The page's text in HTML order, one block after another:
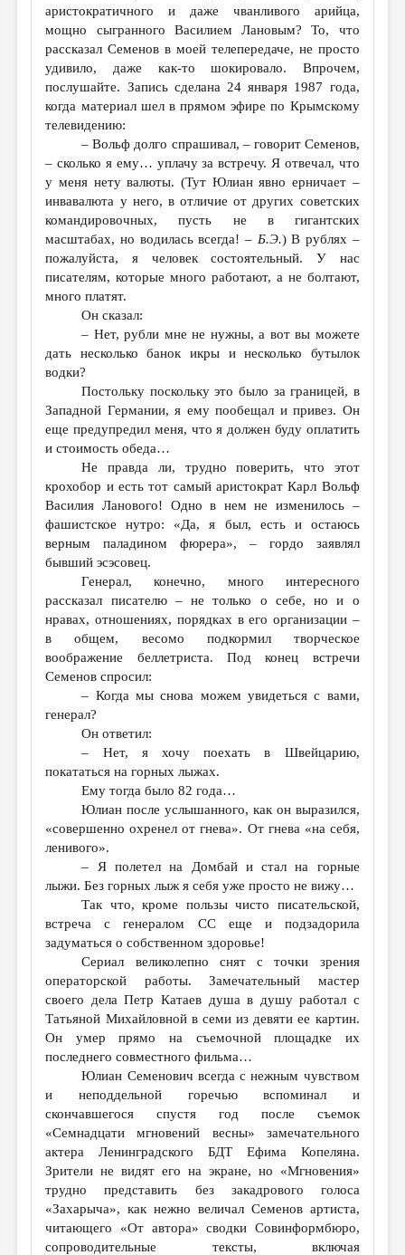
аристократичного и даже чванливого арийца,
мощно сыгранного Василием Лановым? То, что
рассказал Семенов в моей телепередаче, не просто
удивило, даже как-то шокировало. Впрочем,
послушайте. Запись сделана 24 января 1987 года,
когда материал шел в прямом эфире по Крымскому
телевидению:
– Вольф долго спрашивал, – говорит Семенов,
– сколько я ему… уплачу за встречу. Я отвечал, что
у меня нету валюты. (Тут Юлиан явно ерничает –
инвавалюта у него, в отличие от других советских
командировочных, пусть не в гигантских
масштабах, но водилась всегда! – Б.Э.) В рублях –
пожалуйста, я человек состоятельный. У нас
писателям, которые много работают, а не болтают,
много платят.
Он сказал:
– Нет, рубли мне не нужны, а вот вы можете
дать несколько банок икры и несколько бутылок
водки?
Постольку поскольку это было за границей, в
Западной Германии, я ему пообещал и привез. Он
еще предупредил меня, что я должен буду оплатить
и стоимость обеда…
Не правда ли, трудно поверить, что этот
крохобор и есть тот самый аристократ Карл Вольф
Василия Ланового! Одно в нем не изменилось –
фашистское нутро: «Да, я был, есть и остаюсь
верным паладином фюрера», – гордо заявлял
бывший эсэсовец.
Генерал, конечно, много интересного
рассказал писателю – не только о себе, но и о
нравах, отношениях, порядках в его организации –
в общем, весомо подкормил творческое
воображение беллетриста. Под конец встречи
Семенов спросил:
– Когда мы снова можем увидеться с вами,
генерал?
Он ответил:
– Нет, я хочу поехать в Швейцарию,
покататься на горных лыжах.
Ему тогда было 82 года…
Юлиан после услышанного, как он выразился,
«совершенно охренел от гнева». От гнева «на себя,
ленивого».
– Я полетел на Домбай и стал на горные
лыжи. Без горных лыж я себя уже просто не вижу…
Так что, кроме пользы чисто писательской,
встреча с генералом СС еще и подзадорила
задуматься о собственном здоровье!
Сериал великолепно снят с точки зрения
операторской работы. Замечательный мастер
своего дела Петр Катаев душа в душу работал с
Татьяной Михайловной в семи из девяти ее картин.
Он умер прямо на съемочной площадке их
последнего совместного фильма…
Юлиан Семенович всегда с нежным чувством
и неподдельной горечью вспоминал и
скончавшегося спустя год после съемок
«Семнадцати мгновений весны» замечательного
актера Ленинградского БДТ Ефима Копеляна.
Зрители не видят его на экране, но «Мгновения»
трудно представить без закадрового голоса
«Захарыча», как нежно величал Семенов артиста,
читающего «От автора» сводки Совинформбюро,
сопроводительные тексты, включая